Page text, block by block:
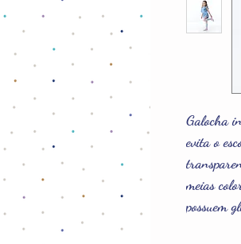
Galocha
evita o
meias
possuem